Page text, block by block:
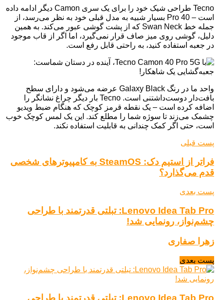
Tecno طراحی شیک خود را برای یک سری Camon دیگر ادامه داده
است – 40 Pro بسیار شبیه به مدل قبلی خود به نظر می‌رسد، از
جمله خط Swan Neck که از پشت گوشی عبور می‌کند. به همین
دلیل، گوشی روی میز صاف قرار نمی‌گیرد، اما اگر از قاب موجود
در جعبه استفاده کنید، به راحتی قابل رفع است.
واحد ما در رنگ Galaxy Black عرضه می‌شود و دارای سطح
بافت‌دار دوست‌داشتنی است. Tecno بار دیگر چراغ نشانگر را
اضافه کرده است – یک نقطه قرمز کوچک که هنگام ضبط ویدیو
چشمک می‌زند تا سوژه شما را مطلع کند. این یک لمس کوچک خوب
است، حتی اگر کمک چندانی به قابلیت استفاده نکند.
پست قبلی
فراتر از استیم دک: SteamOS به کامپیوترهای شخصی
قدم می‌گذارد؟
پست بعدی
Lenovo Idea Tab Pro: تبلتی قدرتمند با طراحی
چشم‌نواز، رونمایی شد!
زهرا صفاری
پست بعدی
Lenovo Idea Tab Pro: تبلتی قدرتمند با طراحی